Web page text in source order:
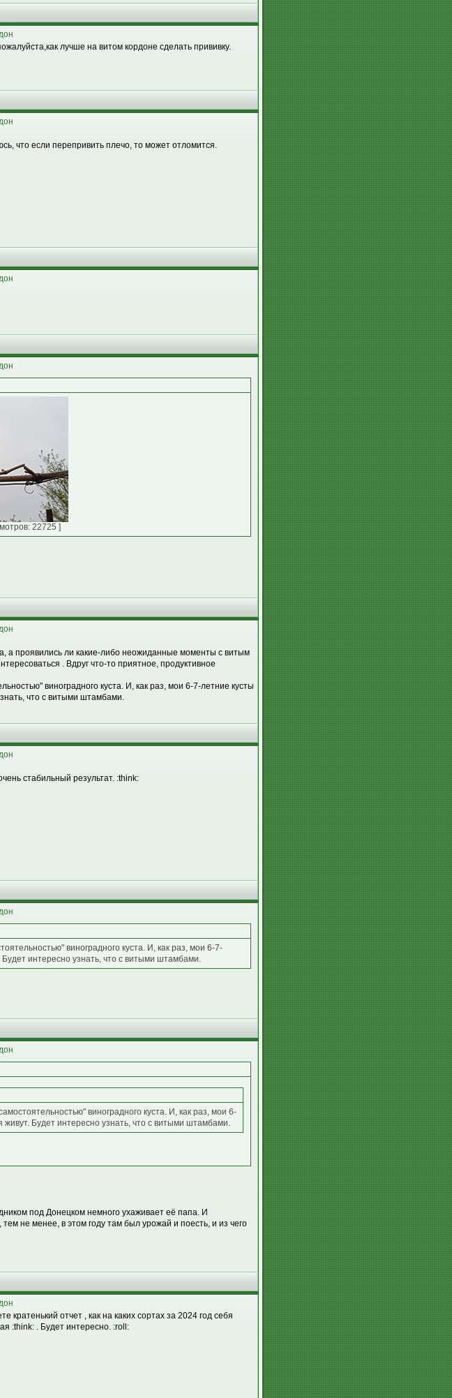
лучше на витом кордоне сделать прививку.
что если перепривить плечо, то может отломится.
22725 ]
а проявились ли какие-либо неожиданные моменты с витым
. Вдруг что-то приятное, продуктивное
виноградного куста. И, как раз, мои 6-7-летние кусты
что с витыми штамбами.
стабильный результат. :think:
виноградного куста. И, как раз, мои 6-7-
интересно узнать, что с витыми штамбами.
виноградного куста. И, как раз, мои 6-
живут. Будет интересно узнать, что с витыми штамбами.
под Донецком немного ухаживает её папа. И
тем не менее, в этом году там был урожай и поесть, и из чего
отчет , как на каких сортах за 2024 год себя
:think: . Будет интересно. :roll: